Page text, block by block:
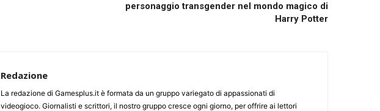
personaggio transgender nel mondo magico di
Harry Potter
Redazione
La redazione di Gamesplus.it è formata da un gruppo variegato di appassionati di
videogioco. Giornalisti e scrittori, il nostro gruppo cresce ogni giorno, per offrire ai lettori